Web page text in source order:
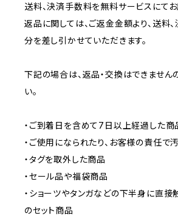
送料、決済手数料を無料サービスにて
返品に関しては、ご返金金額より、送料
分を差し引かせていただきます。
下記の場合は、返品・交換はできません
い。
・ご到着日を含めて7日以上経過した商
・ご使用になられたり、お客様の責任で
・タグを取外した商品
・セール品や福袋商品
・ショーツやタンガなどの下半身に直
のセット商品